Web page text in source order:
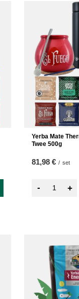
Yerba Mate
Twee 500g
81,98 € / set
- +